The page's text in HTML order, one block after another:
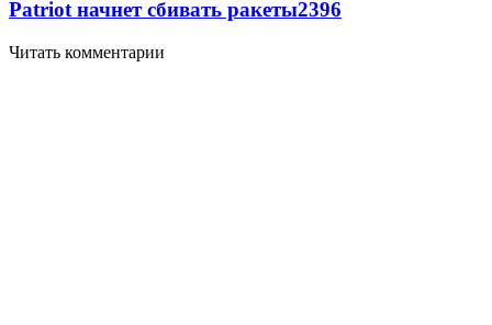
Patriot начнет сбивать ракеты2396
Читать комментарии